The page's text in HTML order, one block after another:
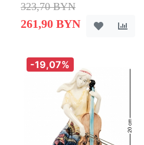
323,70 BYN
261,90 BYN
-19,07%